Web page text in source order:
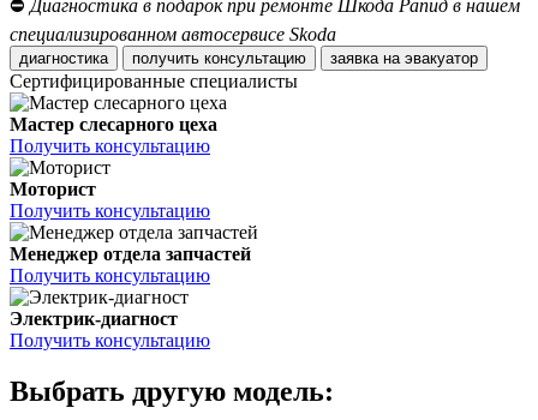
⛔ Диагностика в подарок при ремонте Шкода Рапид в нашем
специализированном автосервисе Skoda
диагностика получить консультацию заявка на эвакуатор
Сертифицированные специалисты
Мастер слесарного цеха
Получить консультацию
Моторист
Получить консультацию
Менеджер отдела запчастей
Получить консультацию
Электрик-диагност
Получить консультацию
Выбрать другую модель: